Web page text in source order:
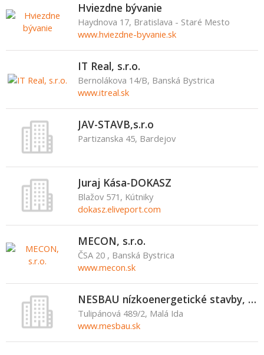
Hviezdne bývanie
Haydnova 17, Bratislava - Staré Mesto
www.hviezdne-byvanie.sk
IT Real, s.r.o.
Bernolákova 14/B, Banská Bystrica
www.itreal.sk
JAV-STAVB,s.r.o
Partizanska 45, Bardejov
Juraj Kása-DOKASZ
Blažov 571, Kútniky
dokasz.eliveport.com
MECON, s.r.o.
ČSA 20 , Banská Bystrica
www.mecon.sk
NESBAU nízkoenergetické stavby, s.r.o.
Tulipánová 489/2, Malá Ida
www.mesbau.sk